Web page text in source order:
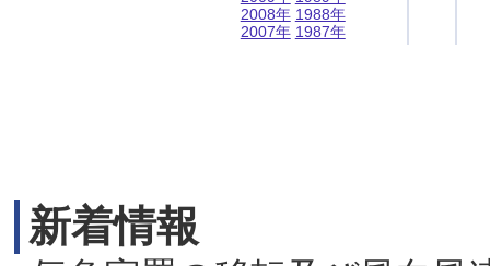
2008年
2007年
1988年
1987年
新着情報